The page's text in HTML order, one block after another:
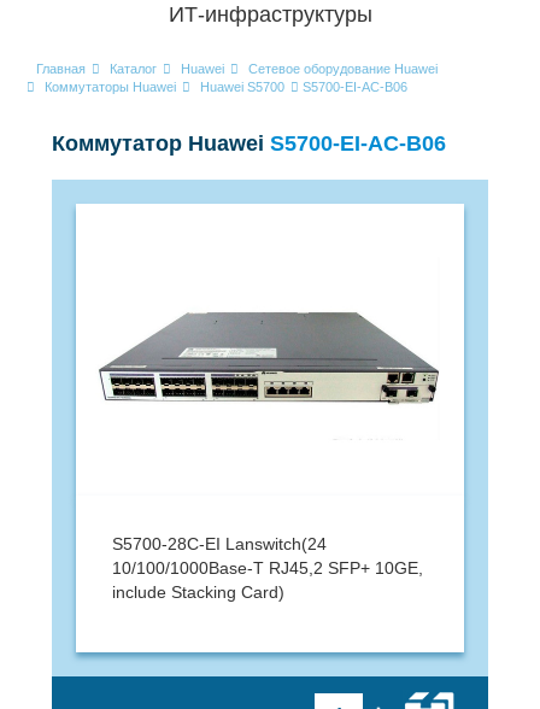
ИТ-инфраструктуры
Главная Каталог Huawei
Сетевое оборудование Huawei
Коммутаторы Huawei
Huawei S5700 S5700-EI-AC-B06
Коммутатор Huawei S5700-EI-AC-B06
S5700-28C-EI Lanswitch(24
10/100/1000Base-T RJ45,2 SFP+ 10GE,
include Stacking Card)